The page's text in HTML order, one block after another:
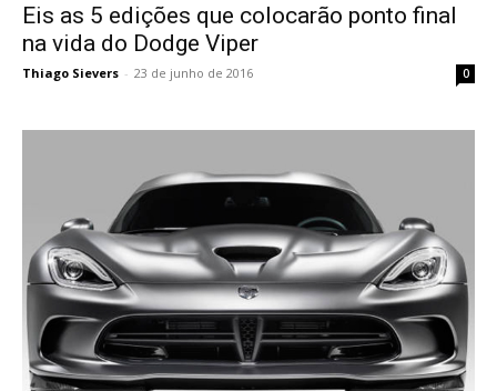
Eis as 5 edições que colocarão ponto final
na vida do Dodge Viper
Thiago Sievers - 23 de junho de 2016 0